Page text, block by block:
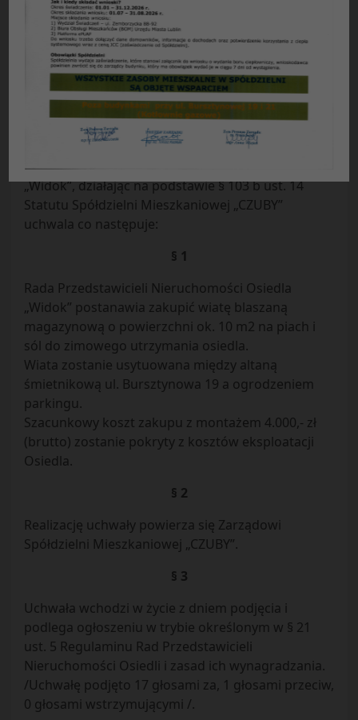
Uchwała Nr 21/2018
Rady Przedstawicieli Nieruchomości Osiedla
„WIDOK”
Spółdzielni Mieszkaniowej „CZUBY” w Lublinie
z dnia 15.10.2018 r.
w sprawie:zakupu wiaty blaszanej dla potrzeb
Administracji Osiedla „WIDOK”
Rada Przedstawicieli Nieruchomości Osiedla
„Widok”, działając na podstawie § 103 b ust. 14
Statutu Spółdzielni Mieszkaniowej „CZUBY”
uchwala co następuje:
§ 1
Rada Przedstawicieli Nieruchomości Osiedla
„Widok” postanawia zakupić wiatę blaszaną
magazynową o powierzchni ok. 10 m2 na piach i
sól do zimowego utrzymania osiedla.
Wiata zostanie usytuowana między altaną
śmietnikową ul. Bursztynowa 19 a ogrodzeniem
parkingu.
Szacunkowy koszt zakupu z montażem 4.000,- zł
(brutto) zostanie pokryty z kosztów eksploatacji
Osiedla.
§ 2
Realizację uchwały powierza się Zarządowi
Spółdzielni Mieszkaniowej „CZUBY”.
§ 3
Uchwała wchodzi w życie z dniem podjęcia i
podlega ogłoszeniu w trybie określonym w § 21
ust. 5 Regulaminu Rad Przedstawicieli
Nieruchomości Osiedli i zasad ich wynagradzania.
/Uchwałę podjęto 17 głosami za, 1 głosami przeciw,
0 głosami wstrzymującymi /.